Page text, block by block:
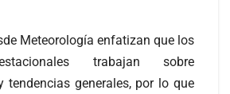
Meteorología enfatizan que los
trabajan sobre
tendencias generales, por lo que